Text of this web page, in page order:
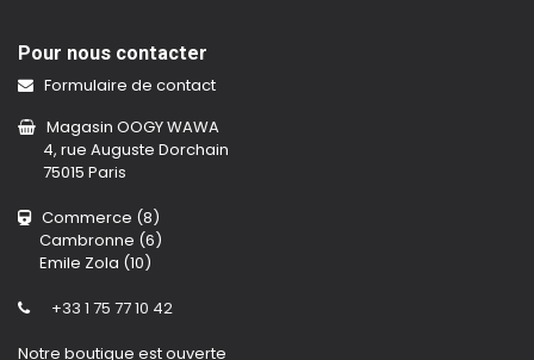
Pour nous contacter
Formulaire de contact
Magasin OOGY WAWA
4, rue Auguste Dorchain
75015 Paris
Commerce (8)
Cambronne (6)
Emile Zola (10)
+33 1 75 77 10 42
Notre boutique est ouverte